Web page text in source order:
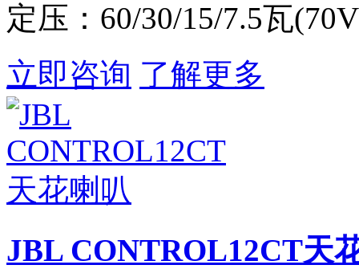
定压：60/30/15/7.5瓦
立即咨询 了解更多
JBL CONTROL12CT天